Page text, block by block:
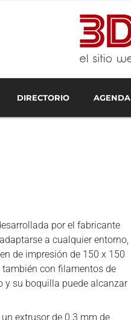
DIRECTORIO AGENDA
por el fabricante
a cualquier entorno,
de impresión de 150 x 150
también con filamentos de
y su boquilla puede alcanzar
extrusor de 0.3 mm de